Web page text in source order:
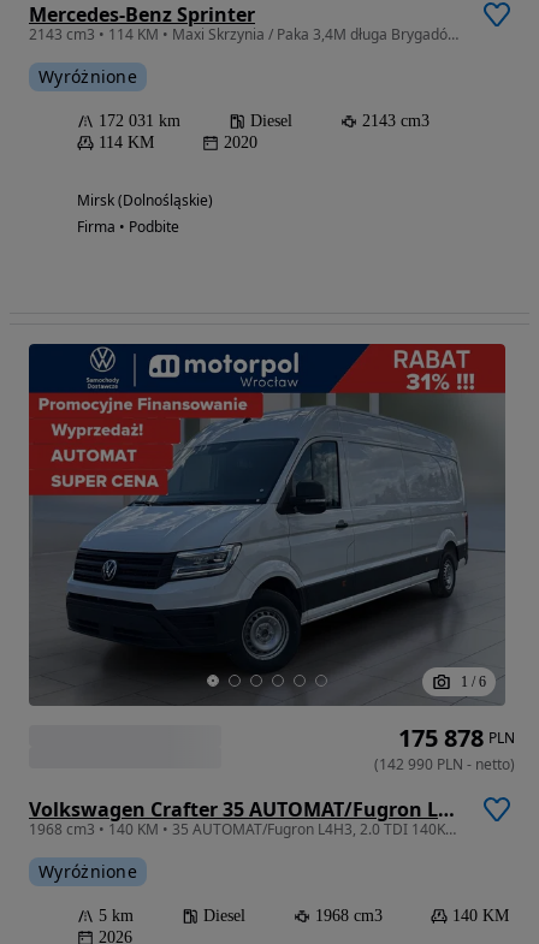
Mercedes-Benz Sprinter
2143 cm3 • 114 KM • Maxi Skrzynia / Paka 3,4M długa Brygadówka / Doka na 7 Osób
Wyróżnione
172 031 km Diesel
2143 cm3
114 KM
2020
Mirsk (Dolnośląskie)
Firma • Podbite
1 / 6
Volkswagen Crafter 35 AUTOMAT/Fugron L4H3, 2.0TDI 140KM, 4490mm, Wysoki dach, r.o. 4490
1968 cm3 • 140 KM • 35 AUTOMAT/Fugron L4H3, 2.0 TDI 140KM, 4490mm, Wysoki dach, r.o. 4490
Wyróżnione
5 km Diesel 1968 cm3
140 KM
2026
175 878 PLN
(142 990 PLN - netto)